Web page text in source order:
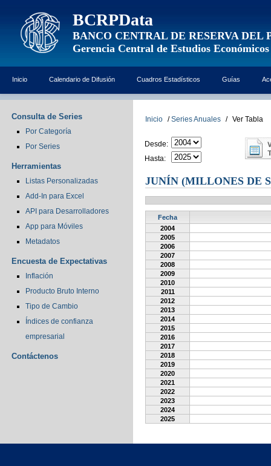
BCRPData
BANCO CENTRAL DE RESERVA DEL
Gerencia Central de Estudios Económicos
Inicio Calendario de Difusión Cuadros Estadísticos Guías
Consulta de Series
Por Categoría
Por Series
Herramientas
Listas Personalizadas
Add-In para Excel
API para Desarrolladores
App para Móviles
Metadatos
Encuesta de Expectativas
Inflación
Producto Bruto Interno
Tipo de Cambio
Índices de confianza
empresarial
Contáctenos
Inicio / Series Anuales / Ver Tabla
Desde:
Hasta:
JUNÍN (MILLONES DE
Fecha
2004
2005
2006
2007
2008
2009
2010
2011
2012
2013
2014
2015
2016
2017
2018
2019
2020
2021
2022
2023
2024
2025